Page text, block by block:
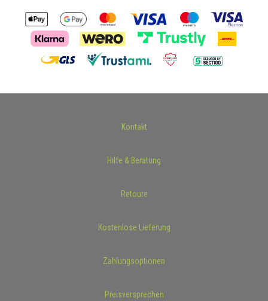
Kontakt
Hilfe & Beratung
Retoure
Kostenlose Lieferung
Zahlungsoptionen
Preisversprechen